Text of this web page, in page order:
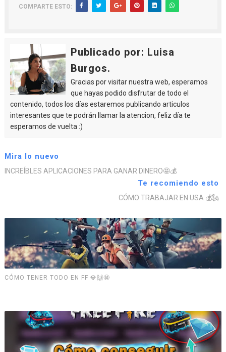
COMPARTE ESTO:
Publicado por: Luisa
Burgos.
Gracias por visitar nuestra web, esperamos
que hayas podido disfrutar de todo el
contenido, todos los días estaremos publicando articulos
interesantes que te podrán llamar la atencion, feliz día te
esperamos de vuelta :)
Mira lo nuevo
INCREÍBLES APLICACIONES PARA GANAR DINERO🤩💰
Te recomiendo esto
CÓMO TRABAJAR EN USA 💰🗽
CÓMO TENER TODO EN FF 💎🙌🤩